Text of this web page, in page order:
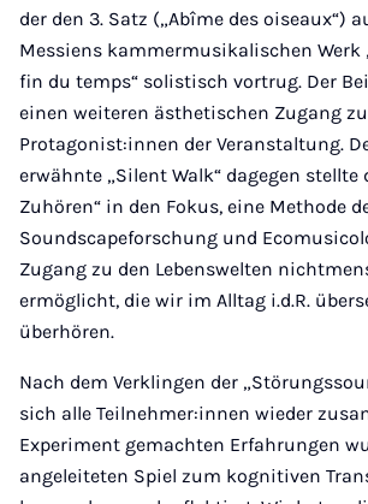
der den 3. Satz („Abîme des oiseaux“)
Messiens kammermusikalischen Werk
fin du temps“ solistisch vortrug. Der
einen weiteren ästhetischen Zugang
Protagonist:innen der Veranstaltung.
erwähnte „Silent Walk“ dagegen stellte
Zuhören“ in den Fokus, eine Methode
Soundscapeforschung und
Zugang zu den Lebenswelten
ermöglicht, die wir im Alltag i.d.R.
überhören.
Nach dem Verklingen der
sich alle Teilnehmer:innen wieder
Experiment gemachten Erfahrungen
angeleiteten Spiel zum kognitiven